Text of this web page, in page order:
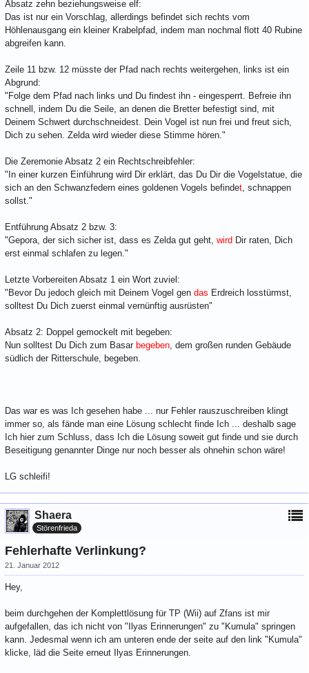
Absatz zehn beziehungsweise elf:
Das ist nur ein Vorschlag, allerdings befindet sich rechts vom
Höhlenausgang ein kleiner Krabelpfad, indem man nochmal flott 40 Rubine
abgreifen kann.
Zeile 11 bzw. 12 müsste der Pfad nach rechts weitergehen, links ist ein
Abgrund:
"Folge dem Pfad nach links und Du findest ihn - eingesperrt. Befreie ihn
schnell, indem Du die Seile, an denen die Bretter befestigt sind, mit
Deinem Schwert durchschneidest. Dein Vogel ist nun frei und freut sich,
Dich zu sehen. Zelda wird wieder diese Stimme hören."
Die Zeremonie Absatz 2 ein Rechtschreibfehler:
"In einer kurzen Einführung wird Dir erklärt, das Du Dir die Vogelstatue, die
sich an den Schwanzfedern eines goldenen Vogels befindet, schnappen
sollst."
Entführung Absatz 2 bzw. 3:
"Gepora, der sich sicher ist, dass es Zelda gut geht, wird Dir raten, Dich
erst einmal schlafen zu legen."
Letzte Vorbereiten Absatz 1 ein Wort zuviel:
"Bevor Du jedoch gleich mit Deinem Vogel gen das Erdreich losstürmst,
solltest Du Dich zuerst einmal vernünftig ausrüsten"
Absatz 2: Doppel gemockelt mit begeben:
Nun solltest Du Dich zum Basar begeben, dem großen runden Gebäude
südlich der Ritterschule, begeben.
Das war es was Ich gesehen habe ... nur Fehler rauszuschreiben klingt
immer so, als fände man eine Lösung schlecht finde Ich ... deshalb sage
Ich hier zum Schluss, dass Ich die Lösung soweit gut finde und sie durch
Beseitigung genannter Dinge nur noch besser als ohnehin schon wäre!
LG schleifi!
Shaera
Störenfrieda
Fehlerhafte Verlinkung?
21. Januar 2012
Hey,
beim durchgehen der Komplettlösung für TP (Wii) auf Zfans ist mir
aufgefallen, das ich nicht von "Ilyas Erinnerungen" zu "Kumula" springen
kann. Jedesmal wenn ich am unteren ende der seite auf den link "Kumula"
klicke, läd die Seite erneut Ilyas Erinnerungen.